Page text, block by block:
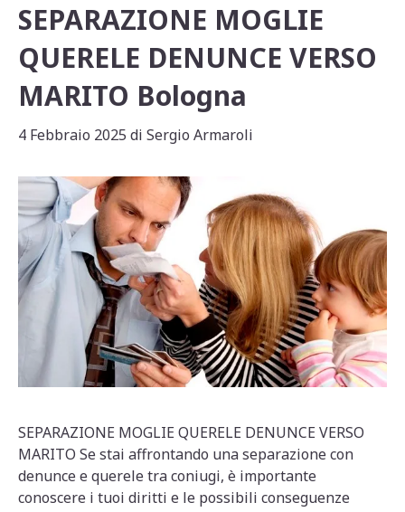
SEPARAZIONE MOGLIE
QUERELE DENUNCE VERSO
MARITO Bologna
4 Febbraio 2025 di Sergio Armaroli
SEPARAZIONE MOGLIE QUERELE DENUNCE VERSO
MARITO Se stai affrontando una separazione con
denunce e querele tra coniugi, è importante
conoscere i tuoi diritti e le possibili conseguenze